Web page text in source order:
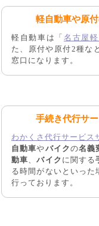
軽自動車や原
軽自動車は「名古屋
た、原付や原付2種な
窓口になります。
手続き代行サ
わかくさ代行サービス
自動車やバイク の名義
動車、バイク に関する
る時間がないといった
行っております。